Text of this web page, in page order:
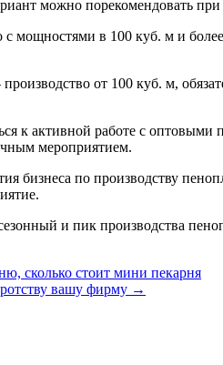
можно порекомендовать
с мощностями в 100 куб. м и
от 100 куб. м,
к активной работе с
мероприятием.
бизнеса по производству
и пик производства
сколько стоит мини пекарня
вашу фирму →